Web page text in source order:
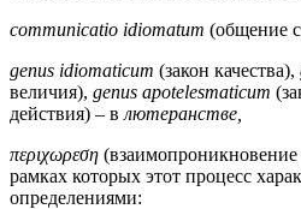
communicatio idiomatum (общение
genus idiomaticum (закон качества),
величия), genus apotelesmaticum
действия) – в лютеранстве,
περιχωρεση (взаимопроникновение
рамках которых этот процесс
определениями: